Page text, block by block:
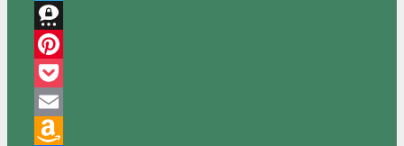
Telegram
Threema
Pinterest
Pocket
Email